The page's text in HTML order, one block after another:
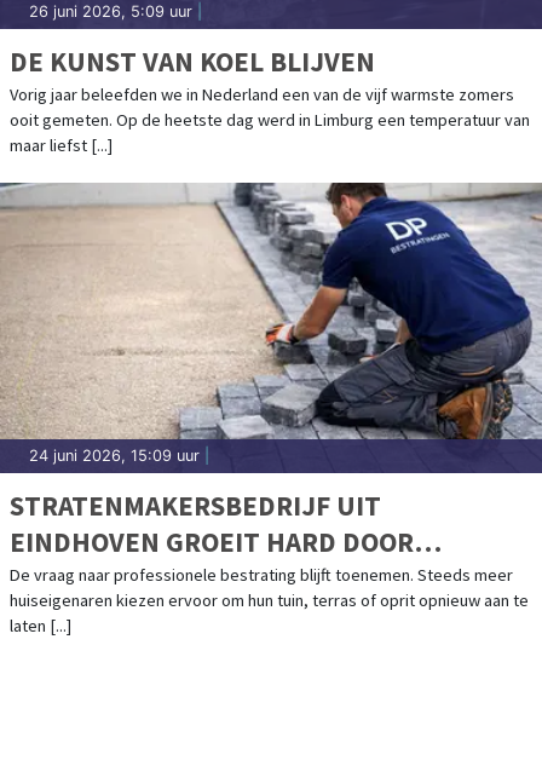
26 juni 2026, 5:09 uur
DE KUNST VAN KOEL BLIJVEN
Vorig jaar beleefden we in Nederland een van de vijf warmste zomers
ooit gemeten. Op de heetste dag werd in Limburg een temperatuur van
maar liefst [...]
24 juni 2026, 15:09 uur
STRATENMAKERSBEDRIJF UIT
EINDHOVEN GROEIT HARD DOOR
TOENEMENDE VRAAG
De vraag naar professionele bestrating blijft toenemen. Steeds meer
huiseigenaren kiezen ervoor om hun tuin, terras of oprit opnieuw aan te
laten [...]